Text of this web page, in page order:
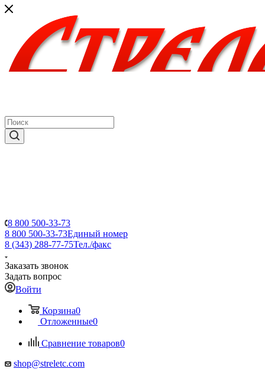
8 800 500-33-73
8 800 500-33-73Единый номер
8 (343) 288-77-75Тел./факс
Заказать звонок
Задать вопрос
Войти
Корзина0
Отложенные0
Сравнение товаров0
shop@streletc.com